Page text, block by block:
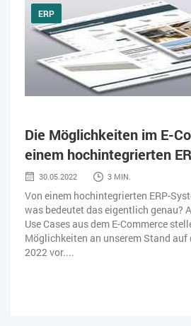
ERP
Die Möglichkeiten im E-
einem hochintegrierten
30.05.2022 3 MIN.
Von einem hochintegrierten ERP-
was bedeutet das eigentlich genau?
Use Cases aus dem E-Commerce
Möglichkeiten an unserem Stand
2022 vor....